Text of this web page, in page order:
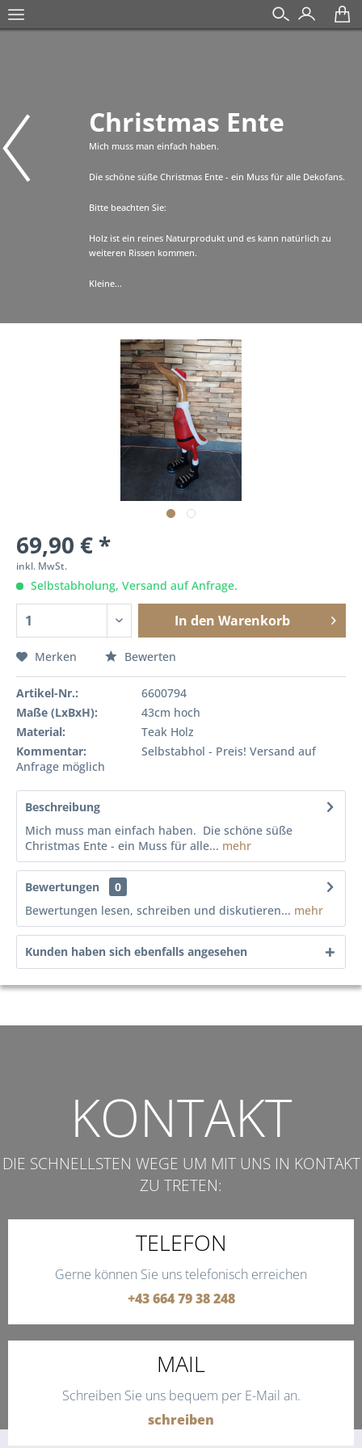
Christmas Ente
Mich muss man einfach haben.
Die schöne süße Christmas Ente - ein Muss für alle Dekofans.
Bitte beachten Sie:
Holz ist ein reines Naturprodukt und es kann natürlich zu
weiteren Rissen kommen.
Kleine...
69,90 € *
inkl. MwSt.
Selbstabholung, Versand auf Anfrage.
In den Warenkorb
Merken Bewerten
Artikel-Nr.:
6600794
Maße (LxBxH):
43cm hoch
Material:
Teak Holz
Kommentar:
Selbstabhol - Preis! Versand auf
Anfrage möglich
Beschreibung
Mich muss man einfach haben. Die schöne süße
Christmas Ente - ein Muss für alle... mehr
Bewertungen
0
Bewertungen lesen, schreiben und diskutieren... mehr
Kunden haben sich ebenfalls angesehen
KONTAKT
DIE SCHNELLSTEN WEGE UM MIT UNS IN KONTAKT
ZU TRETEN:
TELEFON
Gerne können Sie uns telefonisch erreichen
+43 664 79 38 248
MAIL
Schreiben Sie uns bequem per E-Mail an.
schreiben